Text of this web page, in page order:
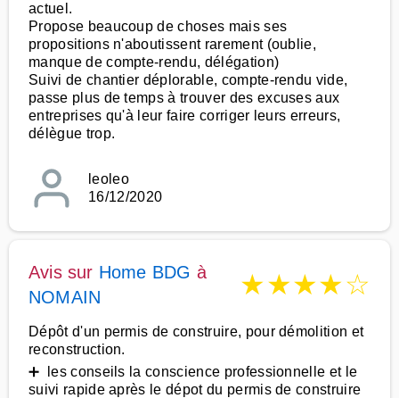
actuel.
Propose beaucoup de choses mais ses
propositions n'aboutissent rarement (oublie,
manque de compte-rendu, délégation)
Suivi de chantier déplorable, compte-rendu vide,
passe plus de temps à trouver des excuses aux
entreprises qu'à leur faire corriger leurs erreurs,
délègue trop.
leoleo
16/12/2020
Avis sur Home BDG à
NOMAIN
★★★★☆
Dépôt d'un permis de construire, pour démolition et
reconstruction.
➕ les conseils la conscience professionnelle et le
suivi rapide après le dépot du permis de construire